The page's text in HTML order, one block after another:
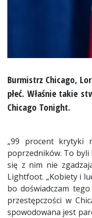
Burmistrz Chicago,
płeć. Właśnie takie
Chicago Tonight.
„99 procent krytyki
poprzedników. To byli
się z nim nie
Lightfoot. „Kobiety i
bo doświadczam
przestępczości w
spowodowana jest